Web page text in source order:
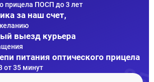
прицела ПОСП до 3 лет
за наш счет,
выезд курьера
питания оптического прицела
от 35 минут